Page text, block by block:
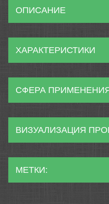
ОПИСАНИЕ
ХАРАКТЕРИСТИКИ
СФЕРА
ВИЗУАЛИЗАЦИЯ
МЕТКИ: